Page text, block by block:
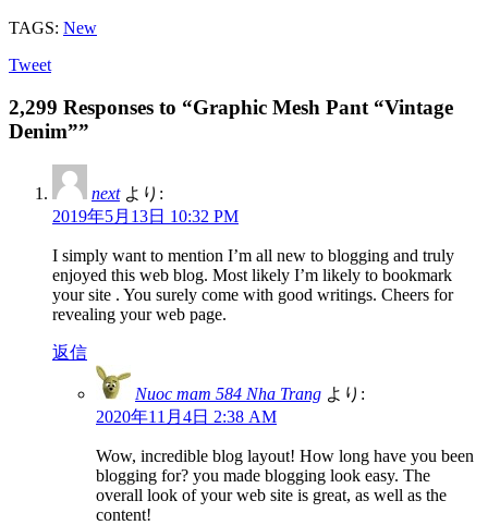
TAGS: New
Tweet
2,299 Responses to “Graphic Mesh Pant “Vintage
Denim””
next より:
2019年5月13日 10:32 PM
I simply want to mention I’m all new to blogging and truly
enjoyed this web blog. Most likely I’m likely to bookmark
your site . You surely come with good writings. Cheers for
revealing your web page.
返信
Nuoc mam 584 Nha Trang より:
2020年11月4日 2:38 AM
Wow, incredible blog layout! How long have you been
blogging for? you made blogging look easy. The
overall look of your web site is great, as well as the
content!